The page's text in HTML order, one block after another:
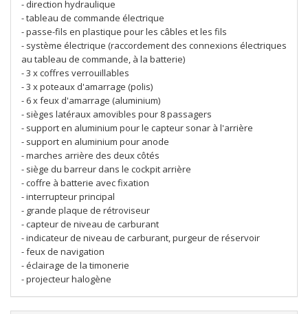
- direction hydraulique
- tableau de commande électrique
- passe-fils en plastique pour les câbles et les fils
- système électrique (raccordement des connexions électriques
au tableau de commande, à la batterie)
- 3 x coffres verrouillables
- 3 x poteaux d'amarrage (polis)
- 6 x feux d'amarrage (aluminium)
- sièges latéraux amovibles pour 8 passagers
- support en aluminium pour le capteur sonar à l'arrière
- support en aluminium pour anode
- marches arrière des deux côtés
- siège du barreur dans le cockpit arrière
- coffre à batterie avec fixation
- interrupteur principal
- grande plaque de rétroviseur
- capteur de niveau de carburant
- indicateur de niveau de carburant, purgeur de réservoir
- feux de navigation
- éclairage de la timonerie
- projecteur halogène